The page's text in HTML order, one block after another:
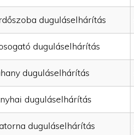
duguláselhárítás
duguláselhárítás
duguláselhárítás
duguláselhárítás
duguláselhárítás